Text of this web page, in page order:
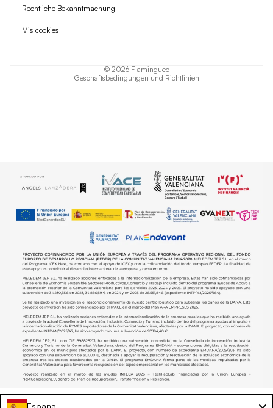
Rechtliche Bekanntmachung
Mis cookies
© 2026 Flamingueo
Geschäftsbedingungen und Richtlinien
Widerrufsrecht